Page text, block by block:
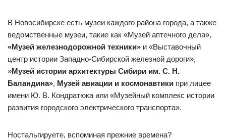
В Новосибирске есть музеи каждого района города, а также
ведомственные музеи, такие как «Музей аптечного дела»,
«Музей железнодорожной техники» и «Выставочный
центр истории Западно-Сибирской железной дороги»,
»Музей истории архитектуры Сибири им. С. Н.
Баландина», Музей авиации и космонавтики при лицее
имени Ю. В. Кондратюка или «Музейный комплекс истории
развития городского электрического транспорта».
Ностальгируете, вспоминая прежние времена?